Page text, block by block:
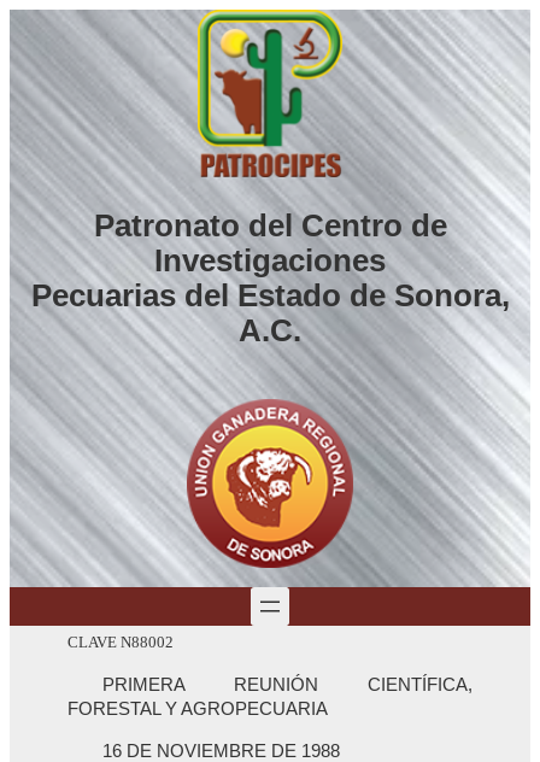
Saltar
al
contenido
Patronato del Centro de
Investigaciones
Pecuarias del Estado de Sonora,
A.C.
CLAVE N88002
PRIMERA REUNIÓN CIENTÍFICA,
FORESTAL Y AGROPECUARIA
16 DE NOVIEMBRE DE 1988